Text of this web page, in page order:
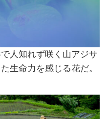
人知れず咲く山アジサ
生命力を感じる花だ。